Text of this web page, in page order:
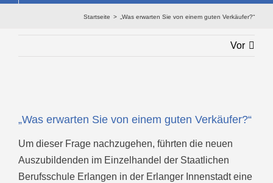
Startseite „Was erwarten Sie von einem guten Verkäufer?“
Vor
grösseres
„Was erwarten Sie von einem guten Verkäufer?“
Um dieser Frage nachzugehen, führten die neuen
Auszubildenden im Einzelhandel der Staatlichen
Berufsschule Erlangen in der Erlanger Innenstadt eine